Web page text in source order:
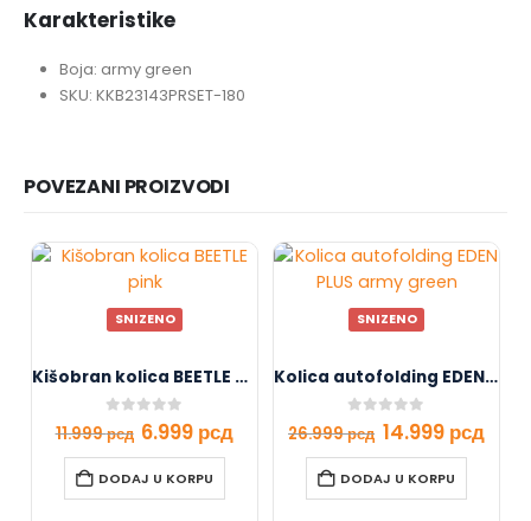
Karakteristike
Boja: army green
SKU: KKB23143PRSET-180
POVEZANI PROIZVODI
SNIZENO
Kišobran kolica BEETLE pink
out of 5
11.999рсд 6.999 рсд
DODAJ U KORPU
SNIZENO
Kolica autofolding EDEN PLUS army green
out of 5
26.999рсд 14.999 рсд
DODAJ U KORPU